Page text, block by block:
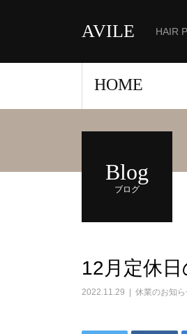
AVILE HAIR
HOME
Blog
ブログ
12月定休
2022.11.29 休業のお知ら